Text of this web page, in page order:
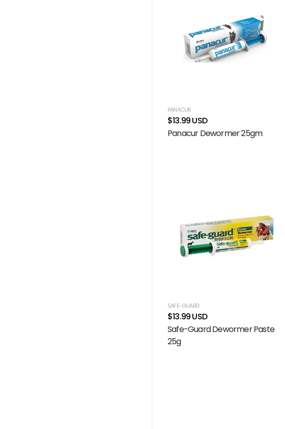
PANACUR
$13.99 USD
Panacur Dewormer 25gm
SAFE-GUARD
$13.99 USD
Safe-Guard Dewormer Paste
25g